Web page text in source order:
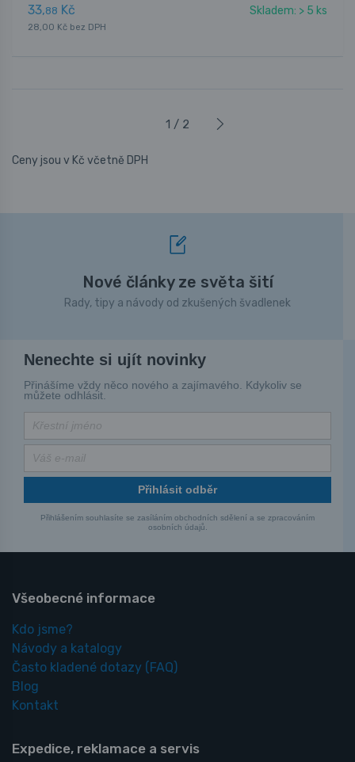
33,88 Kč Skladem: > 5 ks
28,00 Kč bez DPH
1 / 2
Ceny jsou v Kč včetně DPH
Nové články ze světa šití
Rady, tipy a návody od zkušených švadlenek
Nenechte si ujít novinky
Přinášíme vždy něco nového a zajímavého. Kdykoliv se
můžete odhlásit.
Přihlásit odběr
Přihlášením souhlasíte se zasíláním obchodních sdělení a se zpracováním
osobních údajů.
Všeobecné informace
Kdo jsme?
Návody a katalogy
Často kladené dotazy (FAQ)
Blog
Kontakt
Expedice, reklamace a servis